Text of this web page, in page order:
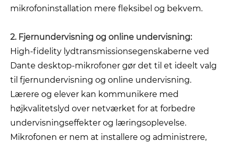
mikrofoninstallation mere fleksibel og bekvem.
2. Fjernundervisning og online undervisning:
High-fidelity lydtransmissionsegenskaberne ved
Dante desktop-mikrofoner gør det til et ideelt valg
til fjernundervisning og online undervisning.
Lærere og elever kan kommunikere med
højkvalitetslyd over netværket for at forbedre
undervisningseffekter og læringsoplevelse.
Mikrofonen er nem at installere og administrere,